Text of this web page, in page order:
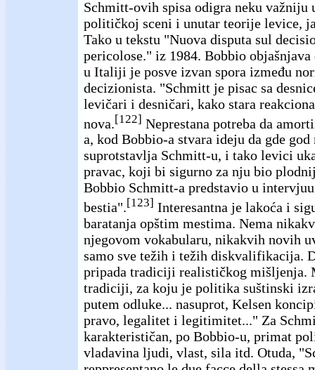
Schmitt-ovih spisa odigra neku
političkoj sceni i unutar teorije levice,
Tako u tekstu "Nuova disputa sul
pericolose." iz 1984. Bobbio objašnjava
u Italiji je posve izvan spora između
decizionista. "Schmitt je pisac sa
levičari i desničari, kako stara
nova.[122] Neprestana potreba da
a, kod Bobbio-a stvara ideju da gde god
suprotstavlja Schmitt-u, i tako levici
pravac, koji bi sigurno za nju bio
Bobbio Schmitt-a predstavio u
bestia".[123] Interesantna je lakoća i
baratanja opštim mestima. Nema
njegovom vokabularu, nikakvih novih
samo sve težih i težih diskvalifikacija.
pripada tradiciji realističkog mišljenja.
tradiciji, za koju je politika suštinski
putem odluke... nasuprot, Kelsen
pravo, legalitet i legitimitet..." Za
karakterističan, po Bobbio-u, primat
vladavina ljudi, vlast, sila itd. Otuda,